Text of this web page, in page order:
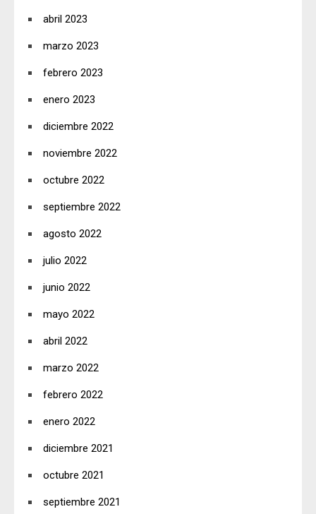
abril 2023
marzo 2023
febrero 2023
enero 2023
diciembre 2022
noviembre 2022
octubre 2022
septiembre 2022
agosto 2022
julio 2022
junio 2022
mayo 2022
abril 2022
marzo 2022
febrero 2022
enero 2022
diciembre 2021
octubre 2021
septiembre 2021